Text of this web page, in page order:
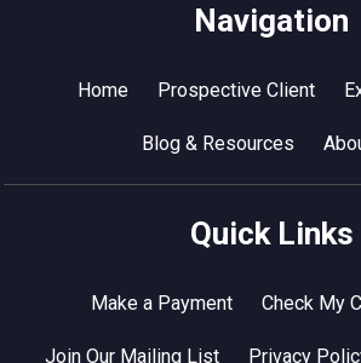
Navigation
Home Prospective Client
Blog & Resources
Quick Links
Make a Payment Check My
Join Our Mailing List Privacy